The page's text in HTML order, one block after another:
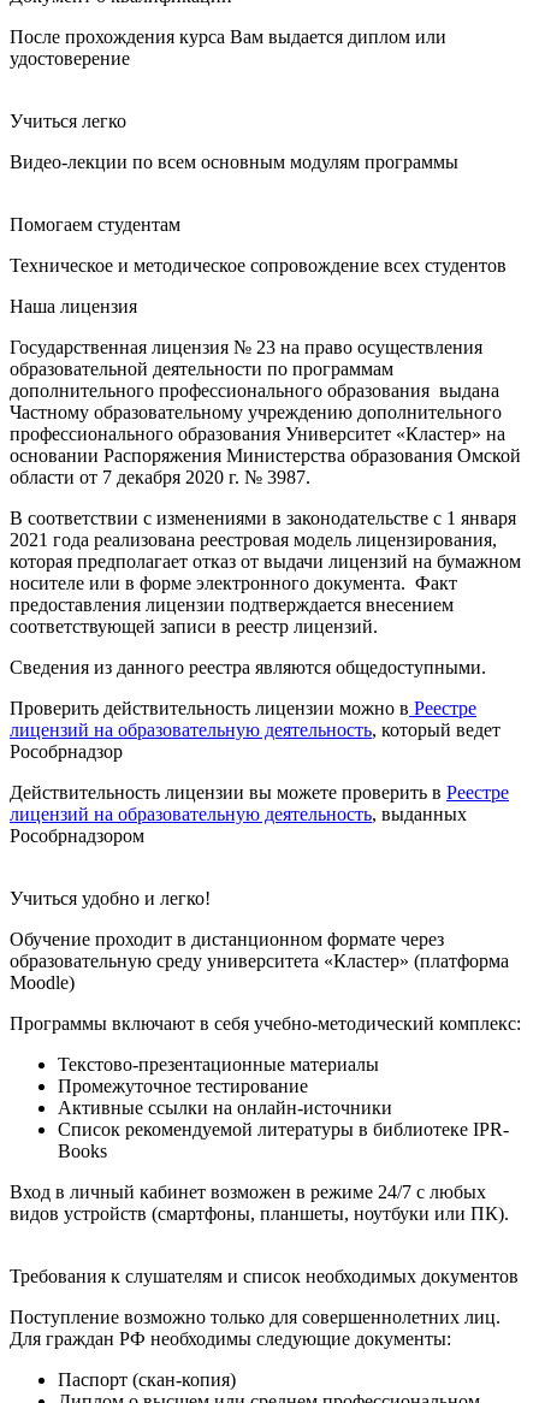
После прохождения курса Вам выдается диплом или
удостоверение
Учиться легко
Видео-лекции по всем основным модулям программы
Помогаем студентам
Техническое и методическое сопровождение всех студентов
Наша лицензия
Государственная лицензия № 23 на право осуществления
образовательной деятельности по программам
дополнительного профессионального образования выдана
Частному образовательному учреждению дополнительного
профессионального образования Университет «Кластер» на
основании Распоряжения Министерства образования Омской
области от 7 декабря 2020 г. № 3987.
В соответствии с изменениями в законодательстве с 1 января
2021 года реализована реестровая модель лицензирования,
которая предполагает отказ от выдачи лицензий на бумажном
носителе или в форме электронного документа. Факт
предоставления лицензии подтверждается внесением
соответствующей записи в реестр лицензий.
Сведения из данного реестра являются общедоступными.
Проверить действительность лицензии можно в Реестре
лицензий на образовательную деятельность, который ведет
Рособрнадзор
Действительность лицензии вы можете проверить в Реестре
лицензий на образовательную деятельность, выданных
Рособрнадзором
Учиться удобно и легко!
Обучение проходит в дистанционном формате через
образовательную среду университета «Кластер» (платформа
Moodle)
Программы включают в себя учебно-методический комплекс:
Текстово-презентационные материалы
Промежуточное тестирование
Активные ссылки на онлайн-источники
Список рекомендуемой литературы в библиотеке IPR-
Books
Вход в личный кабинет возможен в режиме 24/7 с любых
видов устройств (смартфоны, планшеты, ноутбуки или ПК).
Требования к слушателям и список необходимых документов
Поступление возможно только для совершеннолетних лиц.
Для граждан РФ необходимы следующие документы:
Паспорт (скан-копия)